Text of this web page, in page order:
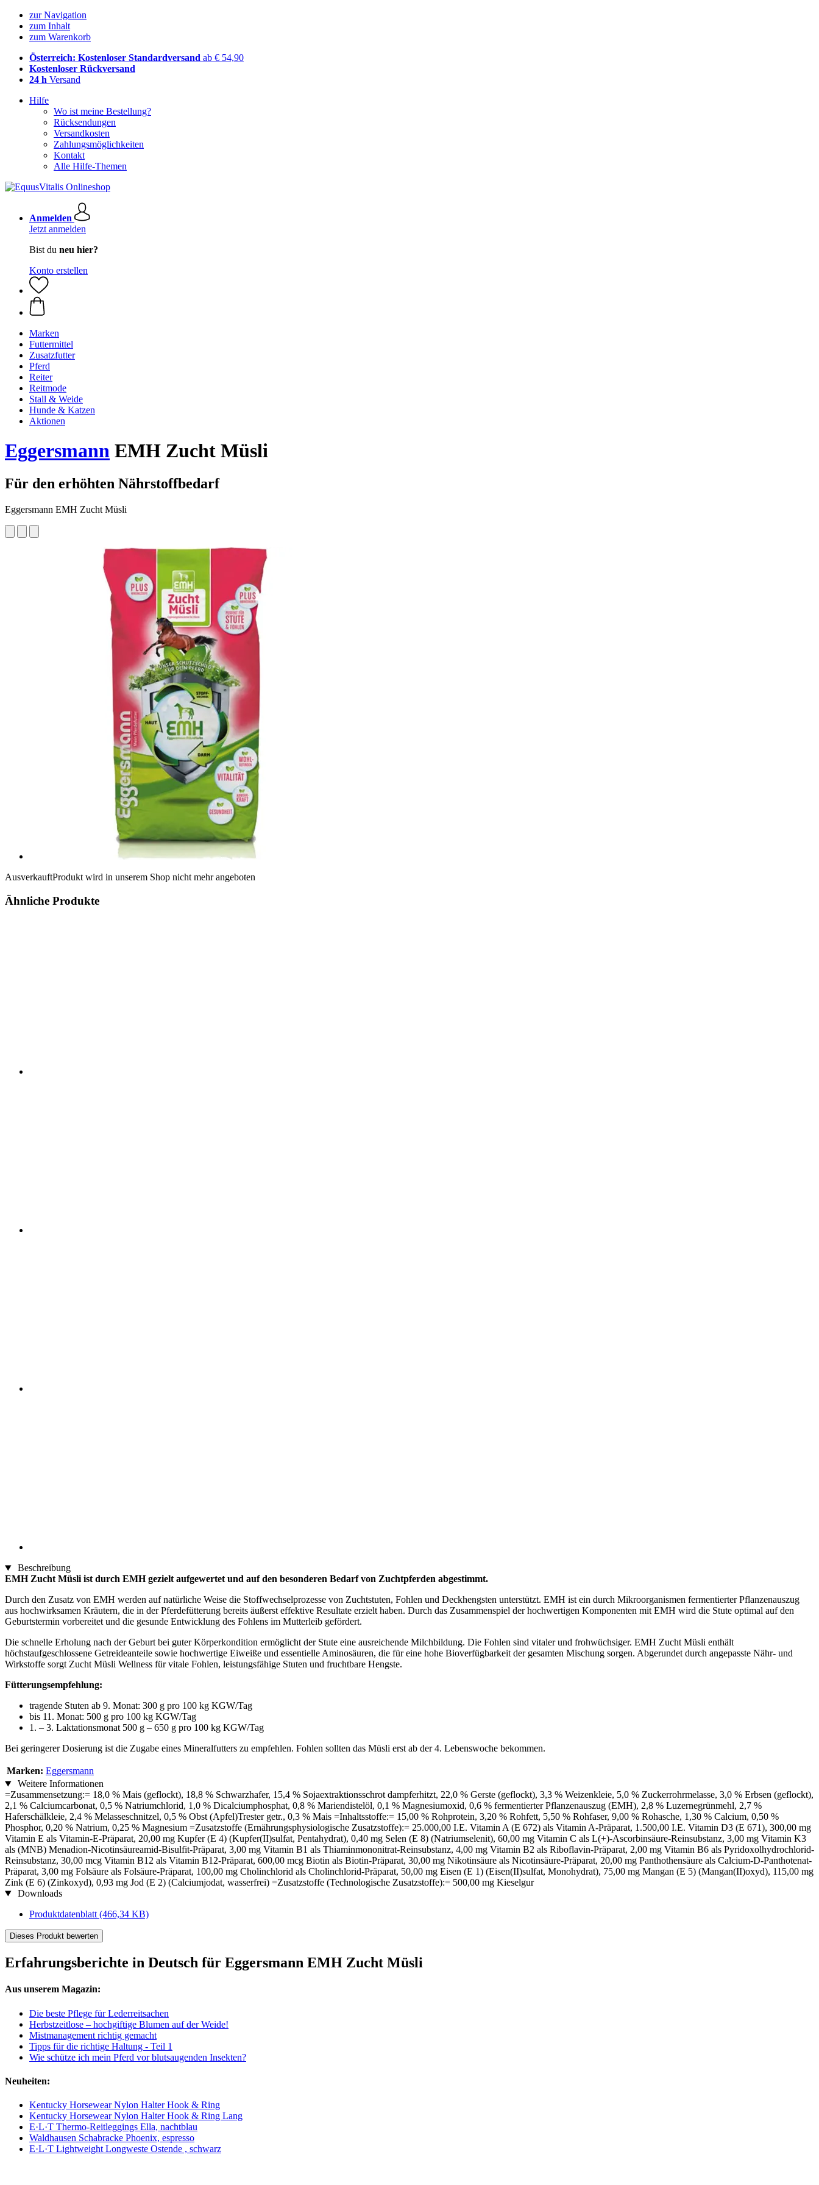
zur Navigation
zum Inhalt
zum Warenkorb
Österreich: Kostenloser Standardversand ab € 54,90
Kostenloser Rückversand
24 h Versand
Hilfe
Wo ist meine Bestellung?
Rücksendungen
Versandkosten
Zahlungsmöglichkeiten
Kontakt
Alle Hilfe-Themen
Anmelden
Jetzt anmelden
Bist du neu hier?
Konto erstellen
Marken
Futtermittel
Zusatzfutter
Pferd
Reiter
Reitmode
Stall & Weide
Hunde & Katzen
Aktionen
Eggersmann EMH Zucht Müsli
Für den erhöhten Nährstoffbedarf
Eggersmann EMH Zucht Müsli
AusverkauftProdukt wird in unserem Shop nicht mehr angeboten
Ähnliche Produkte
Beschreibung
EMH Zucht Müsli ist durch EMH gezielt aufgewertet und auf den besonderen Bedarf von Zuchtpferden abgestimmt.
Durch den Zusatz von EMH werden auf natürliche Weise die Stoffwechselprozesse von Zuchtstuten, Fohlen und Deckhengsten unterstützt. EMH ist ein durch Mikroorganismen fermentierter Pflanzenauszug
aus hochwirksamen Kräutern, die in der Pferdefütterung bereits äußerst effektive Resultate erzielt haben. Durch das Zusammenspiel der hochwertigen Komponenten mit EMH wird die Stute optimal auf den
Geburtstermin vorbereitet und die gesunde Entwicklung des Fohlens im Mutterleib gefördert.
Die schnelle Erholung nach der Geburt bei guter Körperkondition ermöglicht der Stute eine ausreichende Milchbildung. Die Fohlen sind vitaler und frohwüchsiger. EMH Zucht Müsli enthält
höchstaufgeschlossene Getreideanteile sowie hochwertige Eiweiße und essentielle Aminosäuren, die für eine hohe Bioverfügbarkeit der gesamten Mischung sorgen. Abgerundet durch angepasste Nähr- und
Wirkstoffe sorgt Zucht Müsli Wellness für vitale Fohlen, leistungsfähige Stuten und fruchtbare Hengste.
Fütterungsempfehlung:
tragende Stuten ab 9. Monat: 300 g pro 100 kg KGW/Tag
bis 11. Monat: 500 g pro 100 kg KGW/Tag
1. – 3. Laktationsmonat 500 g – 650 g pro 100 kg KGW/Tag
Bei geringerer Dosierung ist die Zugabe eines Mineralfutters zu empfehlen. Fohlen sollten das Müsli erst ab der 4. Lebenswoche bekommen.
Marken: Eggersmann
Weitere Informationen
=Zusammensetzung:= 18,0 % Mais (geflockt), 18,8 % Schwarzhafer, 15,4 % Sojaextraktionsschrot dampferhitzt, 22,0 % Gerste (geflockt), 3,3 % Weizenkleie, 5,0 % Zuckerrohrmelasse, 3,0 % Erbsen (geflockt),
2,1 % Calciumcarbonat, 0,5 % Natriumchlorid, 1,0 % Dicalciumphosphat, 0,8 % Mariendistelöl, 0,1 % Magnesiumoxid, 0,6 % fermentierter Pflanzenauszug (EMH), 2,8 % Luzernegrünmehl, 2,7 %
Haferschälkleie, 2,4 % Melasseschnitzel, 0,5 % Obst (Apfel)Trester getr., 0,3 % Mais =Inhaltsstoffe:= 15,00 % Rohprotein, 3,20 % Rohfett, 5,50 % Rohfaser, 9,00 % Rohasche, 1,30 % Calcium, 0,50 %
Phosphor, 0,20 % Natrium, 0,25 % Magnesium =Zusatzstoffe (Ernährungsphysiologische Zusatzstoffe):= 25.000,00 I.E. Vitamin A (E 672) als Vitamin A-Präparat, 1.500,00 I.E. Vitamin D3 (E 671), 300,00 mg
Vitamin E als Vitamin-E-Präparat, 20,00 mg Kupfer (E 4) (Kupfer(II)sulfat, Pentahydrat), 0,40 mg Selen (E 8) (Natriumselenit), 60,00 mg Vitamin C als L(+)-Ascorbinsäure-Reinsubstanz, 3,00 mg Vitamin K3
als (MNB) Menadion-Nicotinsäureamid-Bisulfit-Präparat, 3,00 mg Vitamin B1 als Thiaminmononitrat-Reinsubstanz, 4,00 mg Vitamin B2 als Riboflavin-Präparat, 2,00 mg Vitamin B6 als Pyridoxolhydrochlorid-
Reinsubstanz, 30,00 mcg Vitamin B12 als Vitamin B12-Präparat, 600,00 mcg Biotin als Biotin-Präparat, 30,00 mg Nikotinsäure als Nicotinsäure-Präparat, 20,00 mg Panthothensäure als Calcium-D-Panthotenat-
Präparat, 3,00 mg Folsäure als Folsäure-Präparat, 100,00 mg Cholinchlorid als Cholinchlorid-Präparat, 50,00 mg Eisen (E 1) (Eisen(II)sulfat, Monohydrat), 75,00 mg Mangan (E 5) (Mangan(II)oxyd), 115,00 mg
Zink (E 6) (Zinkoxyd), 0,93 mg Jod (E 2) (Calciumjodat, wasserfrei) =Zusatzstoffe (Technologische Zusatzstoffe):= 500,00 mg Kieselgur
Downloads
Produktdatenblatt (466,34 KB)
Dieses Produkt bewerten
Erfahrungsberichte in Deutsch für Eggersmann EMH Zucht Müsli
Aus unserem Magazin:
Die beste Pflege für Lederreitsachen
Herbstzeitlose – hochgiftige Blumen auf der Weide!
Mistmanagement richtig gemacht
Tipps für die richtige Haltung - Teil 1
Wie schütze ich mein Pferd vor blutsaugenden Insekten?
Neuheiten:
Kentucky Horsewear Nylon Halter Hook & Ring
Kentucky Horsewear Nylon Halter Hook & Ring Lang
E·L·T Thermo-Reitleggings Ella, nachtblau
Waldhausen Schabracke Phoenix, espresso
E·L·T Lightweight Longweste Ostende , schwarz